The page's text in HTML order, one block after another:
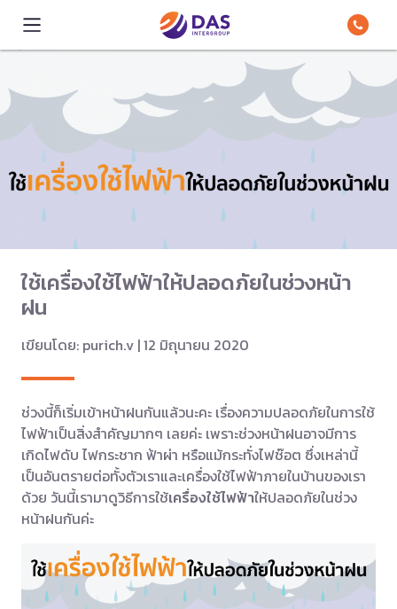
ใช้เครื่องใช้ไฟฟ้าให้ปลอดภัยในช่วงหน้า
ฝน
เขียนโดย: purich.v | 12 มิถุนายน 2020
ช่วงนี้ก็เริ่มเข้าหน้าฝนกันแล้วนะคะ เรื่องความปลอดภัยในการใช้
ไฟฟ้าเป็นสิ่งสำคัญมากๆ เลยค่ะ เพราะช่วงหน้าฝนอาจมีการ
เกิดไฟดับ ไฟกระชาก ฟ้าผ่า หรือแม้กระทั่งไฟช๊อต ซึ่งเหล่านี้
เป็นอันตรายต่อทั้งตัวเราและเครื่องใช้ไฟฟ้าภายในบ้านของเรา
ด้วย วันนี้เรามาดูวิธีการใช้เครื่องใช้ไฟฟ้าให้ปลอดภัยในช่วง
หน้าฝนกันค่ะ